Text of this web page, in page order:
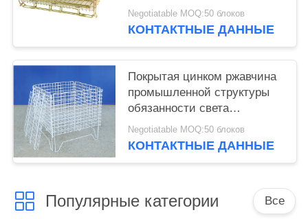
бутылки евро складная
Negotiatable MOQ:50 блоков
КОНТАКТНЫЕ ДАННЫЕ
Покрытая цинком ржавчина
промышленной структуры
обязанности света
контейнера провода анти-
Negotiatable MOQ:50 блоков
КОНТАКТНЫЕ ДАННЫЕ
Популярные категории Все